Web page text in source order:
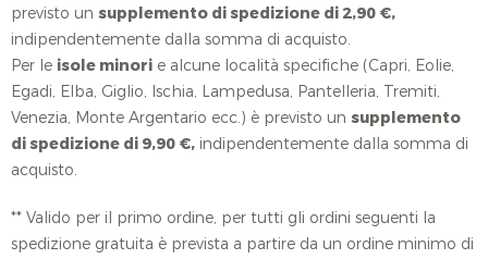
previsto un supplemento di spedizione di 2,90 €,
indipendentemente dalla somma di acquisto.
Per le isole minori e alcune località specifiche (Capri, Eolie,
Egadi, Elba, Giglio, Ischia, Lampedusa, Pantelleria, Tremiti,
Venezia, Monte Argentario ecc.) è previsto un supplemento
di spedizione di 9,90 €, indipendentemente dalla somma di
acquisto.
** Valido per il primo ordine, per tutti gli ordini seguenti la
spedizione gratuita è prevista a partire da un ordine minimo di